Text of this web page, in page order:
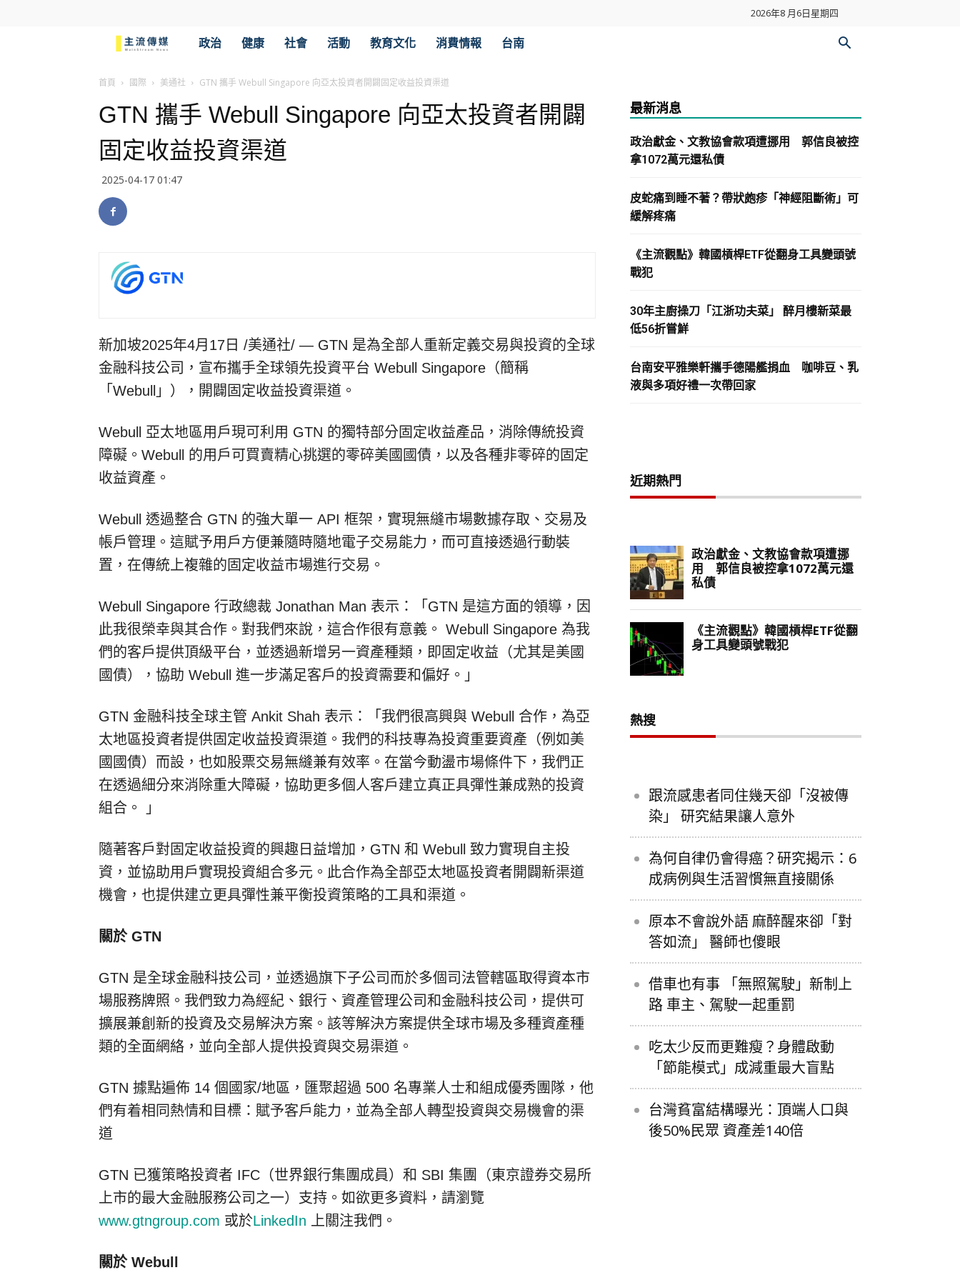
2026年8 月6日星期四
傳
媒
政治 健康 社會 活動 教育文化 消費情報 台南
首頁 國際 美通社 GTN 攜手 Webull Singapore 向亞太投資者開闢固定收益投資渠道
GTN 攜手 Webull Singapore 向亞太投資者開闢
固定收益投資渠道
2025-04-17 01:47
新加坡2025年4月17日 /美通社/ — GTN 是為全部人重新定義交易與投資的全球
金融科技公司，宣布攜手全球領先投資平台 Webull Singapore（簡稱
「Webull」），開闢固定收益投資渠道。
Webull 亞太地區用戶現可利用 GTN 的獨特部分固定收益產品，消除傳統投資
障礙。Webull 的用戶可買賣精心挑選的零碎美國國債，以及各種非零碎的固定
收益資產。
Webull 透過整合 GTN 的強大單一 API 框架，實現無縫市場數據存取、交易及
帳戶管理。這賦予用戶方便兼隨時隨地電子交易能力，而可直接透過行動裝
置，在傳統上複雜的固定收益市場進行交易。
Webull Singapore 行政總裁 Jonathan Man 表示：「GTN 是這方面的領導，因
此我很榮幸與其合作。對我們來說，這合作很有意義。 Webull Singapore 為我
們的客戶提供頂級平台，並透過新增另一資產種類，即固定收益（尤其是美國
國債），協助 Webull 進一步滿足客戶的投資需要和偏好。」
GTN 金融科技全球主管 Ankit Shah 表示：「我們很高興與 Webull 合作，為亞
太地區投資者提供固定收益投資渠道。我們的科技專為投資重要資產（例如美
國國債）而設，也如股票交易無縫兼有效率。在當今動盪市場條件下，我們正
在透過細分來消除重大障礙，協助更多個人客戶建立真正具彈性兼成熟的投資
組合。 」
隨著客戶對固定收益投資的興趣日益增加，GTN 和 Webull 致力實現自主投
資，並協助用戶實現投資組合多元。此合作為全部亞太地區投資者開闢新渠道
機會，也提供建立更具彈性兼平衡投資策略的工具和渠道。
關於 GTN
GTN 是全球金融科技公司，並透過旗下子公司而於多個司法管轄區取得資本市
場服務牌照。我們致力為經紀、銀行、資產管理公司和金融科技公司，提供可
擴展兼創新的投資及交易解決方案。該等解決方案提供全球市場及多種資產種
類的全面網絡，並向全部人提供投資與交易渠道。
GTN 據點遍佈 14 個國家/地區，匯聚超過 500 名專業人士和組成優秀團隊，他
們有着相同熱情和目標：賦予客戶能力，並為全部人轉型投資與交易機會的渠
道
GTN 已獲策略投資者 IFC（世界銀行集團成員）和 SBI 集團（東京證券交易所
上市的最大金融服務公司之一）支持。如欲更多資料，請瀏覽
www.gtngroup.com 或於LinkedIn 上關注我們。
關於 Webull
最新消息
政治獻金、文教協會款項遭挪用 郭信良被控
拿1072萬元還私債
皮蛇痛到睡不著？帶狀皰疹「神經阻斷術」可
緩解疼痛
《主流觀點》韓國槓桿ETF從翻身工具變頭號
戰犯
30年主廚操刀「江浙功夫菜」 醉月樓新菜最
低56折嘗鮮
台南安平雅樂軒攜手德陽艦捐血 咖啡豆、乳
液與多項好禮一次帶回家
近期熱門
熱搜
跟流感患者同住幾天卻「沒被傳
染」 研究結果讓人意外
為何自律仍會得癌？研究揭示：6
成病例與生活習慣無直接關係
原本不會說外語 麻醉醒來卻「對
答如流」 醫師也傻眼
借車也有事 「無照駕駛」新制上
路 車主、駕駛一起重罰
吃太少反而更難瘦？身體啟動
「節能模式」成減重最大盲點
台灣貧富結構曝光：頂端人口與
後50%民眾 資產差140倍